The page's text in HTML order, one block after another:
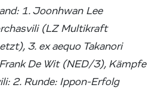
1. Joonhwan Lee
(LZ Multikraft
3. ex aequo Takanori
De Wit (NED/3), Kämpfe
2. Runde: Ippon-Erfolg